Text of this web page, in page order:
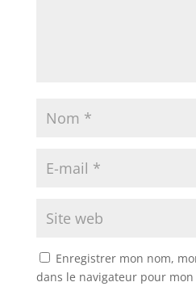
Enregistrer mon nom,
dans le navigateur pour